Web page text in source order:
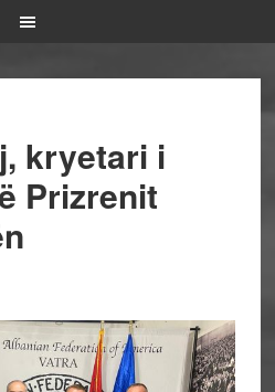
kryetari i
Prizrenit